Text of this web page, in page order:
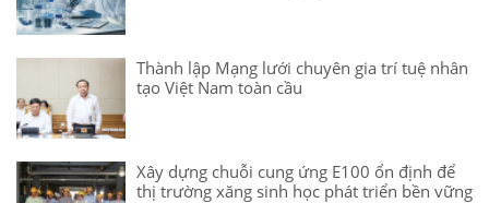
Thành lập Mạng lưới chuyên gia trí tuệ nhân
tạo Việt Nam toàn cầu
Xây dựng chuỗi cung ứng E100 ổn định để
thị trường xăng sinh học phát triển bền vững